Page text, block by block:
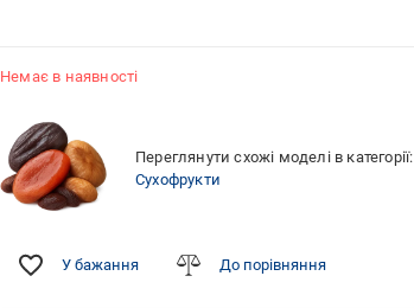
Немає в наявності
Переглянути схожі моделі в категорії:
Сухофрукти
У бажання До порівняння